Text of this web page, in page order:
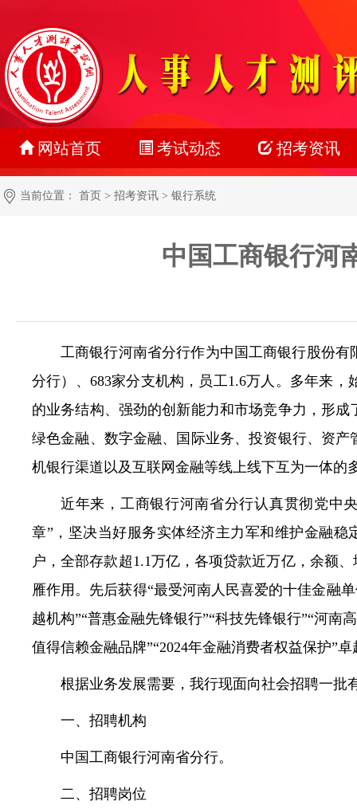
网站首页 考试动态
最新动态
准考证打印
名单公示
报考指南
常见问题
招考资讯
教师系统
社会招聘
校园招聘
当前位置： 首页 > 招考资讯 > 银行系统
中国工商银行河
工商银行河南省分行作为中国工商银行股份
分行）、683家分支机构，员工1.6万人。多年来
的业务结构、强劲的创新能力和市场竞争力，形
绿色金融、数字金融、国际业务、投资银行、资
机银行渠道以及互联网金融等线上线下互为一体的
近年来，工商银行河南省分行认真贯彻党中
章”，坚决当好服务实体经济主力军和维护金融稳
户，全部存款超1.1万亿，各项贷款近万亿，余额
雁作用。先后获得“最受河南人民喜爱的十佳金融
越机构”“普惠金融先锋银行”“科技先锋银行”“河南
值得信赖金融品牌”“2024年金融消费者权益保护”
根据业务发展需要，我行现面向社会招聘一批
一、招聘机构
中国工商银行河南省分行。
二、招聘岗位